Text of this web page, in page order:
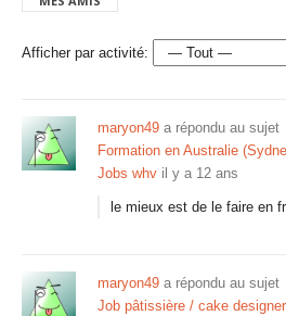
Afficher par activité:
maryon49 a répondu au sujet
Formation en Australie
Jobs whv il y a 12 ans
le mieux est de le faire en
maryon49 a répondu au sujet
Job pâtissière / cake designer